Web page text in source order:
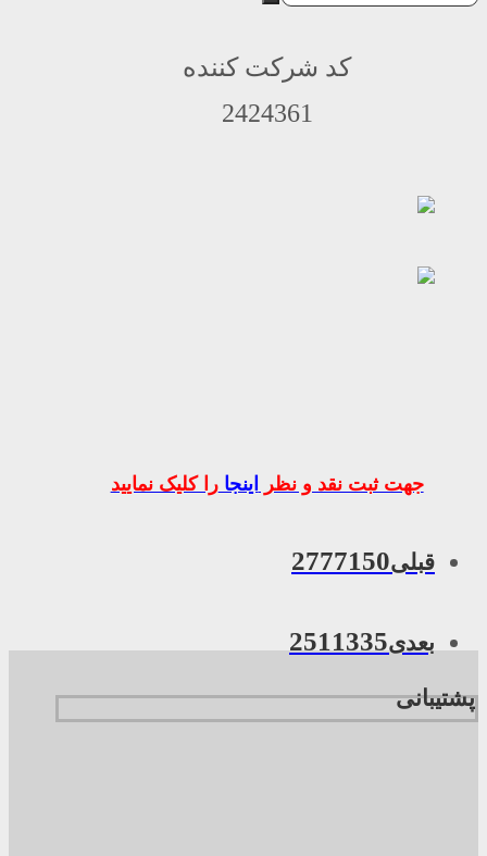
کد شرکت کننده
2424361
جهت ثبت نقد و نظر اینجارا کلیک نمایید
قبلی2777150
بعدی2511335
پشتیبانی